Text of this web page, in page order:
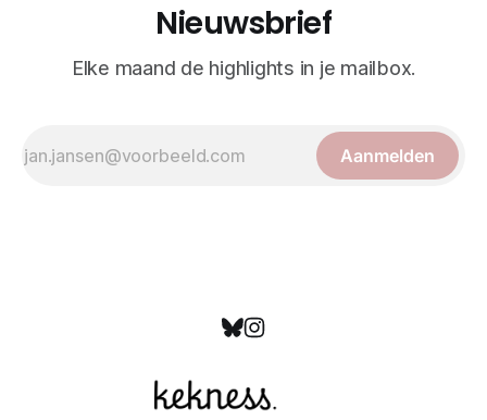
Nieuwsbrief
Elke maand de highlights in je mailbox.
Aanmelden